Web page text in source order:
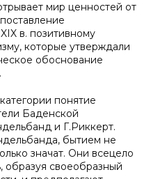
мир ценностей от
в. позитивному
которые утверждали
обоснование
понятие
Баденской
и Г.Риккерт.
бытием не
значат. Они всецело
образуя своеобразный